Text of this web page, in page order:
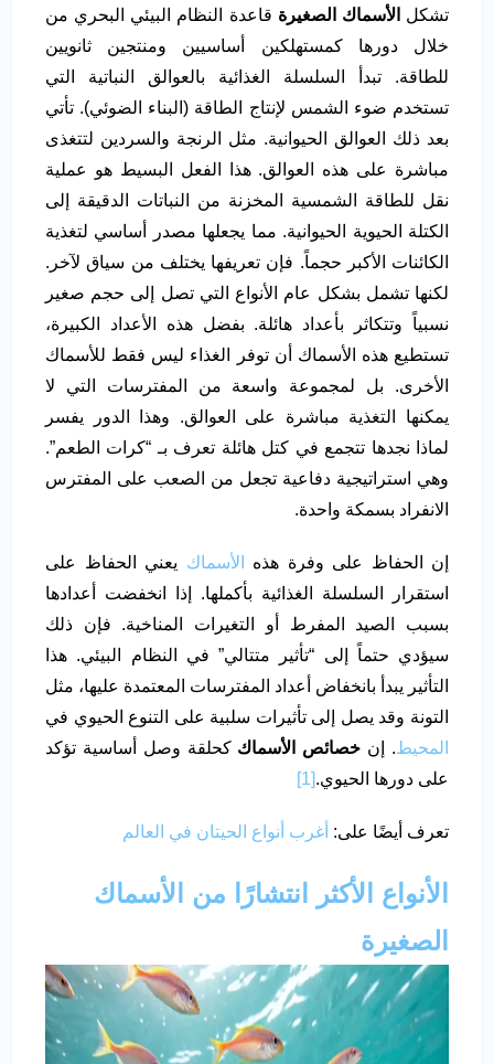
تشكل الأسماك الصغيرة قاعدة النظام البيئي البحري من
خلال دورها كمستهلكين أساسيين ومنتجين ثانويين
للطاقة. تبدأ السلسلة الغذائية بالعوالق النباتية التي
تستخدم ضوء الشمس لإنتاج الطاقة (البناء الضوئي). تأتي
بعد ذلك العوالق الحيوانية. مثل الرنجة والسردين لتتغذى
مباشرة على هذه العوالق. هذا الفعل البسيط هو عملية
نقل للطاقة الشمسية المخزنة من النباتات الدقيقة إلى
الكتلة الحيوية الحيوانية. مما يجعلها مصدر أساسي لتغذية
الكائنات الأكبر حجماً. فإن تعريفها يختلف من سياق لآخر.
لكنها تشمل بشكل عام الأنواع التي تصل إلى حجم صغير
نسبياً وتتكاثر بأعداد هائلة. بفضل هذه الأعداد الكبيرة،
تستطيع هذه الأسماك أن توفر الغذاء ليس فقط للأسماك
الأخرى. بل لمجموعة واسعة من المفترسات التي لا
يمكنها التغذية مباشرة على العوالق. وهذا الدور يفسر
لماذا نجدها تتجمع في كتل هائلة تعرف بـ “كرات الطعم”.
وهي استراتيجية دفاعية تجعل من الصعب على المفترس
الانفراد بسمكة واحدة.
إن الحفاظ على وفرة هذه الأسماك يعني الحفاظ على
استقرار السلسلة الغذائية بأكملها. إذا انخفضت أعدادها
بسبب الصيد المفرط أو التغيرات المناخية. فإن ذلك
سيؤدي حتماً إلى “تأثير متتالي” في النظام البيئي. هذا
التأثير يبدأ بانخفاض أعداد المفترسات المعتمدة عليها، مثل
التونة وقد يصل إلى تأثيرات سلبية على التنوع الحيوي في
المحيط. إن خصائص الأسماك كحلقة وصل أساسية تؤكد
على دورها الحيوي.
تعرف أيضًا على: أغرب أنواع الحيتان في العالم
الأنواع الأكثر انتشارًا من الأسماك
الصغيرة